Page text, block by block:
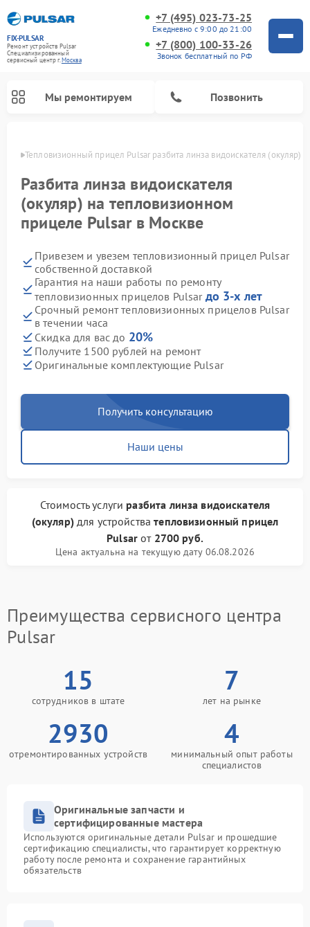
FIX-PULSAR
Ремонт устройств Pulsar
Специализированный
cервисный центр г.Москва
+7 (495) 023-73-25
Ежедневно с 9:00 до 21:00
+7 (800) 100-33-26
Звонок бесплатный по РФ
Мы ремонтируем Позвонить
Тепловизионный прицел Pulsar разбита линза видоискателя (окуляр)
Разбита линза видоискателя
(окуляр) на тепловизионном
прицеле Pulsar в Москве
Привезем и увезем тепловизионный прицел Pulsar
собственной доставкой
Гарантия на наши работы по ремонту
тепловизионных прицелов Pulsar до 3-х лет
Срочный ремонт тепловизионных прицелов Pulsar
в течении часа
Скидка для вас до 20%
Получите 1500 рублей на ремонт
Оригинальные комплектующие Pulsar
Получить консультацию
Наши цены
Стоимость услуги разбита линза видоискателя
(окуляр) для устройстватепловизионный прицел
Pulsarот 2700 руб.
Цена актуальна на текущую дату 06.08.2026
Преимущества сервисного центра
Pulsar
15
сотрудников в штате
7
лет на рынке
2930
отремонтированных устройств
4
минимальный опыт работы
специалистов
Оригинальные запчасти и
сертифицированные мастера
Используются оригинальные детали Pulsar и прошедшие
сертификацию специалисты, что гарантирует корректную
работу после ремонта и сохранение гарантийных
обязательств